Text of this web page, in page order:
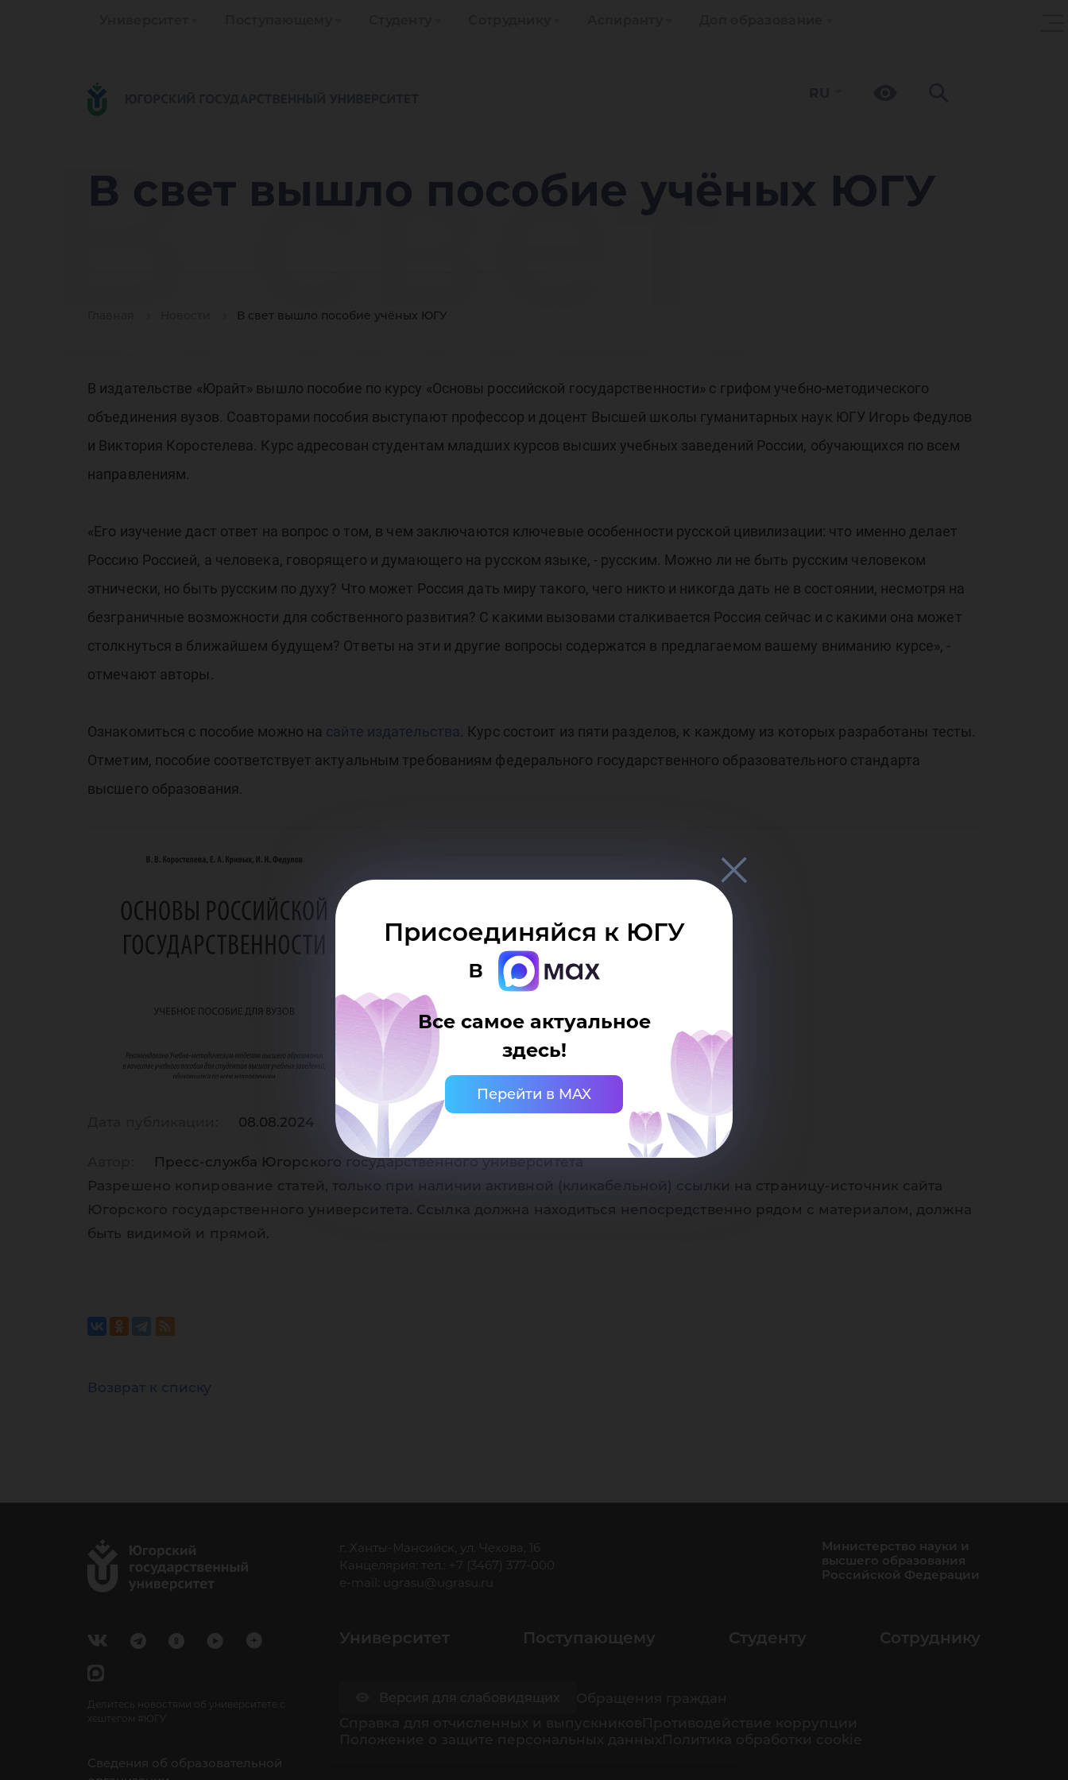
В свет вышло пособие учёных ЮГУ
В свет вышло пособие учёных ЮГУ
В свет
вышло
пособие
учёных
ЮГУПрисоединяйся к ЮГУ
в
Все самое актуальное
здесь!
Перейти в MAX
В издательстве «Юрайт» вышло пособие по курсу «Основы российской государственности» с грифом учебно-методического
объединения вузов. Соавторами пособия выступают профессор и доцент Высшей школы гуманитарных наук ЮГУ Игорь Федулов
и Виктория Коростелева. Курс адресован студентам младших курсов высших учебных заведений России, обучающихся по всем
направлениям.
«Его изучение даст ответ на вопрос о том, в чем заключаются ключевые особенности русской цивилизации: что именно делает
Россию Россией, а человека, говорящего и думающего на русском языке, - русским. Можно ли не быть русским человеком
этнически, но быть русским по духу? Что может Россия дать миру такого, чего никто и никогда дать не в состоянии, несмотря на
безграничные возможности для собственного развития? С какими вызовами сталкивается Россия сейчас и с какими она может
столкнуться в ближайшем будущем? Ответы на эти и другие вопросы содержатся в предлагаемом вашему вниманию курсе», -
отмечают авторы.
Ознакомиться с пособие можно на сайте издательства. Курс состоит из пяти разделов, к каждому из которых разработаны тесты.
Отметим, пособие соответствует актуальным требованиям федерального государственного образовательного стандарта
высшего образования.
08.08.2024
Пресс-служба Югорского государственного университета
Разрешено копирование статей, только при наличии активной (кликабельной) ссылки на страницу-источник сайта
Югорского государственного университета. Ссылка должна находиться непосредственно рядом с материалом, должна
быть видимой и прямой.
Возврат к списку
Делитесь новостями об университете с
хештегом #ЮГУ
Сведения об образовательной
г. Ханты-Мансийск, ул. Чехова, 16
Канцелярия: тел.: +7 (3467) 377-000
e-mail:
ugrasu@ugrasu.ru
Министерство науки и
высшего образования
Российской Федерации
Университет Поступающему Студенту Сотруднику